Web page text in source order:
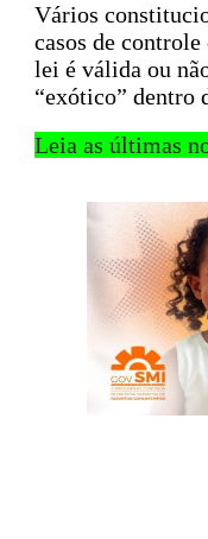
Vários
casos de
lei é válida ou
“exótico” dentro
Leia as últimas